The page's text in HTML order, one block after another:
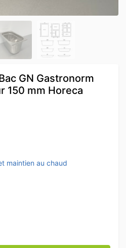
GN Gastronorm
150 mm Horeca
maintien au chaud